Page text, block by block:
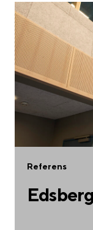
Referens